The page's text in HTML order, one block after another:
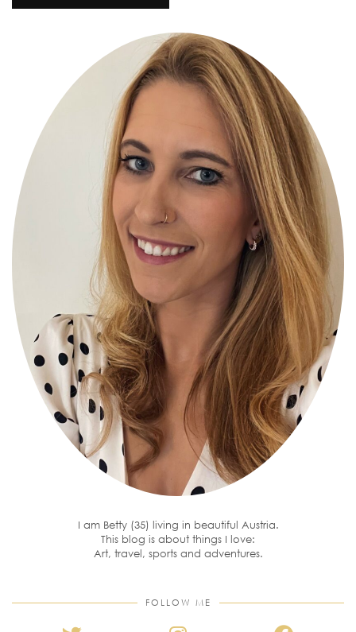
I am Betty (35) living in beautiful Austria.
This blog is about things I love:
Art, travel, sports and adventures.
FOLLOW ME